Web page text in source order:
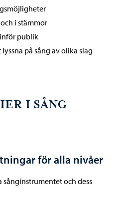
i stämmor
publik
på sång av olika slag
I SÅNG
för alla nivåer
sånginstrumentet och dess